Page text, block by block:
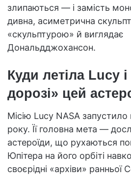
злипаються — і замість
дивна, асиметрична
«скульптурою» й виглядає
Дональдджохансон.
Куди летіла Lucy
дорозі» цей
Місію Lucy NASA запустило
року. Її головна мета —
астероїди, що рухаються
Юпітера на його орбіті
своєрідні «архіви» ранньої